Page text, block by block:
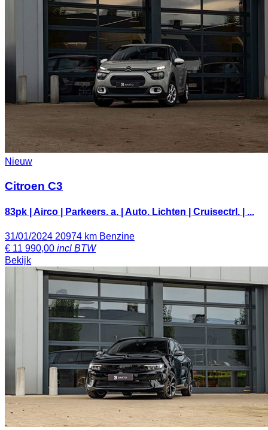
Nieuw
Citroen C3
83pk | Airco | Parkeers. a. | Auto. Lichten | Cruisectrl. | ...
31/01/2024 20974 km Benzine
€ 11 990,00 incl BTW
Bekijk